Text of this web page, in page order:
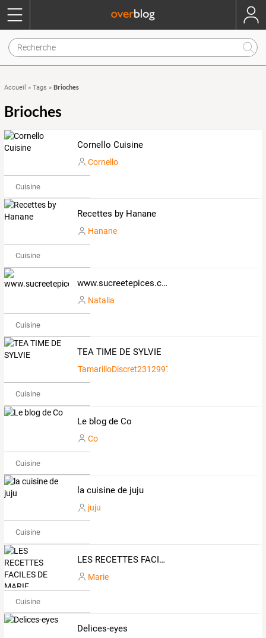
Accueil » Tags » Brioches
Brioches
Cornello Cuisine
Cornello
Cuisine
Recettes by Hanane
Hanane
Cuisine
www.sucreetepices.com
Natalia
Cuisine
TEA TIME DE SYLVIE
TamarilloDiscret2312997
Cuisine
Le blog de Co
Co
Cuisine
la cuisine de juju
juju
Cuisine
LES RECETTES FACILES DE MARIE
Marie
Cuisine
Delices-eyes